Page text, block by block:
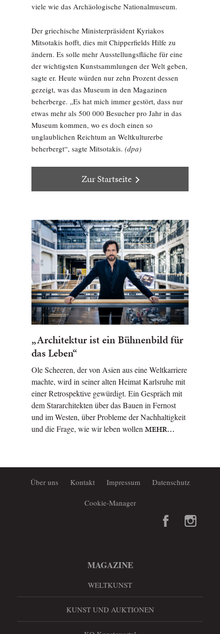
viele wie das Archäologische Nationalmuseum.
Der griechische Ministerpräsident Kyriakos
Mitsotakis hofft, dies mit Chipperfields Hilfe zu
ändern. Es solle mehr Ausstellungsfläche für eine
der wichtigsten Kunstsammlungen der Welt geben,
sagte er. Heute würden nur zehn Prozent dessen
gezeigt, was das Museum in den Magazinen
beherberge. „Es hat mich immer gestört, dass nur
etwas mehr als 500 000 Besucher pro Jahr in das
Museum kommen, wo es doch einen so
unglaublichen Reichtum an Weltkulturerbe
beherbergt“, sagte Mitsotakis. (dpa)
Zur Startseite
„Architektur ist ein Bühnenbild für
das Leben“
Ole Scheeren, der von Asien aus eine Weltkarriere
machte, wird in seiner alten Heimat Karlsruhe mit
einer Retrospektive gewürdigt. Ein Gespräch mit
dem Stararchitekten über das Bauen in Fernost
und im Westen, über Probleme der Nachhaltigkeit
und die Frage, wie wir leben wollenMEHR…
Über uns Kontakt Impressum Datenschutz
Cookie-Manager
MAGAZINE
WELTKUNST
KUNST UND AUKTIONEN